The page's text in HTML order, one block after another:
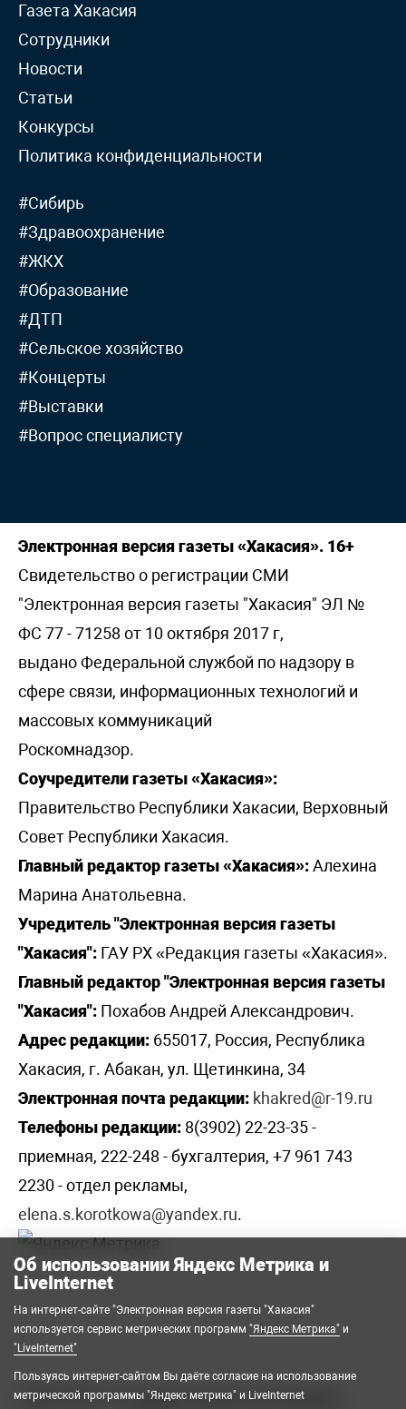
Газета Хакасия
Сотрудники
Новости
Статьи
Конкурсы
Политика конфиденциальности
#Сибирь
#Здравоохранение
#ЖКХ
#Образование
#ДТП
#Сельское хозяйство
#Концерты
#Выставки
#Вопрос специалисту
Электронная версия газеты «Хакасия». 16+
Свидетельство о регистрации СМИ
"Электронная версия газеты "Хакасия" ЭЛ №
ФС 77 - 71258 от 10 октября 2017 г,
выдано Федеральной службой по надзору в
сфере связи, информационных технологий и
массовых коммуникаций
Роскомнадзор.
Соучредители газеты «Хакасия»:
Правительство Республики Хакасии, Верховный
Совет Республики Хакасия.
Главный редактор газеты «Хакасия»:Алехина
Марина Анатольевна.
Учредитель "Электронная версия газеты
"Хакасия": ГАУ РХ «Редакция газеты «Хакасия».
Главный редактор "Электронная версия газеты
"Хакасия": Похабов Андрей Александрович.
Адрес редакции: 655017, Россия, Республика
Хакасия, г. Абакан, ул. Щетинкина, 34
Электронная почта редакции: khakred@r-19.ru
Телефоны редакции: 8(3902) 22-23-35 -
приемная, 222-248 - бухгалтерия, +7 961 743
2230 - отдел рекламы,
elena.s.korotkowa@yandex.ru.
2008-2026 © Государственное автономное
Об использовании Яндекс Метрика и
LiveInternet
На интернет-сайте "Электронная версия газеты "Хакасия"
используется сервис метрических программ "Яндекс Метрика" и
"LiveInternet"
Пользуясь интернет-сайтом Вы даёте согласие на использование
метрической программы "Яндекс метрика" и LiveInternet